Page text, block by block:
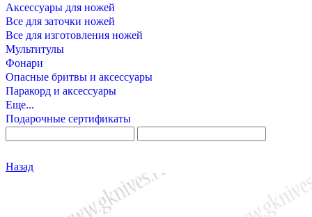
Аксессуары для ножей
Все для заточки ножей
Все для изготовления ножей
Мультитулы
Фонари
Опасные бритвы и аксессуары
Паракорд и аксессуары
Еще...
Подарочные сертификаты
Назад